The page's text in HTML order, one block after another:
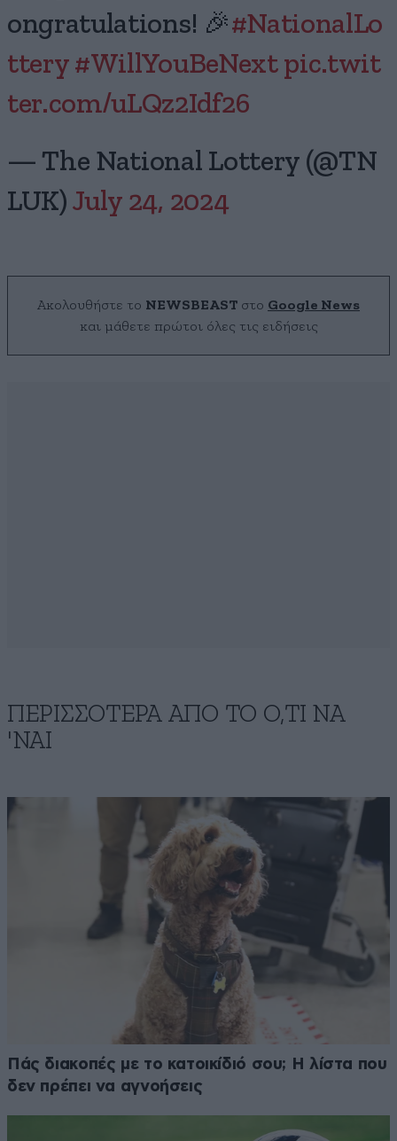
ongratulations! 🎉#NationalLo
ttery #WillYouBeNext pic.twit
ter.com/uLQz2Idf26
— The National Lottery (@TN
LUK) July 24, 2024
Ακολουθήστε το NEWSBEAST στο Google News
και μάθετε πρώτοι όλες τις ειδήσεις
ΠΕΡΙΣΣΟΤΕΡΑ ΑΠΟ ΤΟ Ο,ΤΙ ΝΑ
'ΝΑΙ
Πάς διακοπές με το κατοικίδιό σου; Η λίστα που
δεν πρέπει να αγνοήσεις